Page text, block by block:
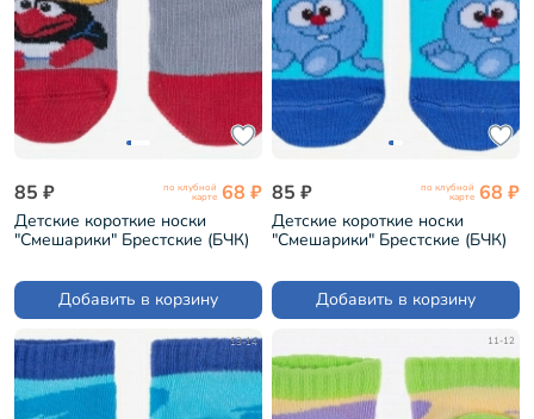
85 ₽ по клубной
карте 68 ₽
Детские короткие носки
"Смешарики" Брестские (БЧК)
(19С3094)
Добавить в корзину
85 ₽ по клубной
карте 68 ₽
Детские короткие носки
"Смешарики" Брестские (БЧК)
Добавить в корзину
13-14 11-12